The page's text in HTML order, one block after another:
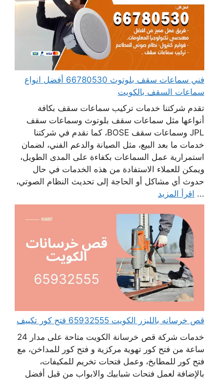
فني سماعات سقف بلوتوث 66780530 أفضل انواع
سماعات السقف بالكويت
تقدم شركتنا خدمات تركيب سماعات سقف بكافة
أنواعها مثل سماعات سقف بلوتوث وسماعات سقف
JPL وسماعات سقف BOSE، كما نقدم في شركتنا
خدمات ما بعد البيع، مثل الصيانة والدعم الفني، لضمان
استمرارية عمل السماعات بكفاءة على المدى الطويل،
ويمكن للعملاء الاستفادة من هذه الخدمات في حال
حدوث أي مشاكل أو الحاجة إلى تحديث النظام الصوتي،
... اقرأ المزيد
قص خرسانه بالليزر الكويت 65932555 فتح كور تكييف
خدمات شركة قص خرسانة الكويت متاحة على مدار 24
ساعة من فتح كور تهوية مركزية و فتح كور للمداخن، مع
فتح كور للمطابخ، وعمل فتحات تخريم للمكيفات،
بالإضافة لعمل فتحات شبابيك والابواب من قبل أفضل